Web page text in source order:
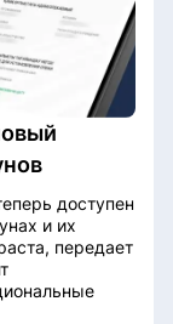
доступен
и их
передает